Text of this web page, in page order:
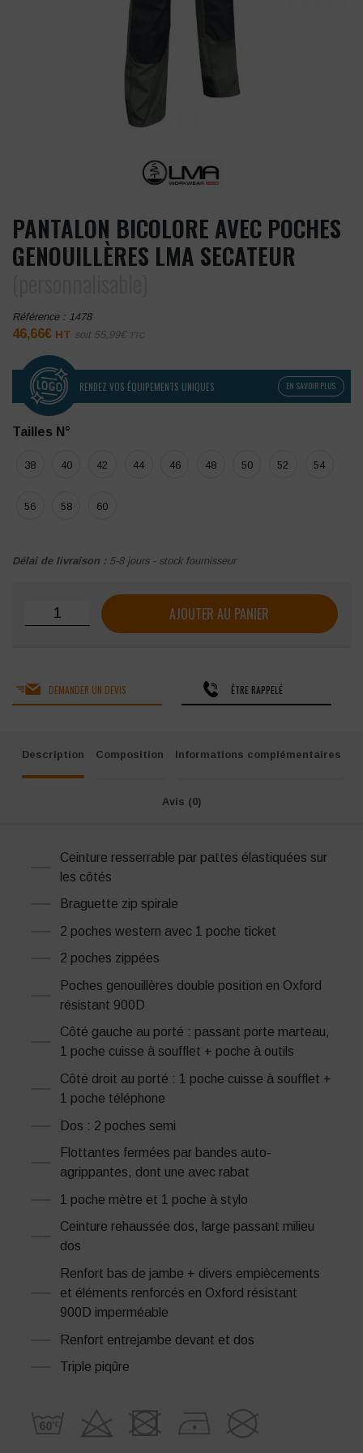
PANTALON BICOLORE AVEC POCHES
GENOUILLÈRES LMA SECATEUR
Référence : 1478
46,66€ HT soit 55,99€ TTC
RENDEZ VOS ÉQUIPEMENTS UNIQUES EN SAVOIR PLUS
Tailles N°
38 40 42 44 46 48 50 52 54
56 58 60
Délai de livraison : 5-8 jours - stock fournisseur
quantité de Pantalon bicolore avec poches genouillères
AJOUTER AU PANIER
DEMANDER UN DEVIS ÊTRE RAPPELÉ
Description Composition Informations complémentaires
Avis (0)
Ceinture resserrable par pattes élastiquées sur
les côtés
Braguette zip spirale
2 poches western avec 1 poche ticket
2 poches zippées
Poches genouillères double position en Oxford
résistant 900D
Côté gauche au porté : passant porte marteau,
1 poche cuisse à soufflet + poche à outils
Côté droit au porté : 1 poche cuisse à soufflet +
1 poche téléphone
Dos : 2 poches semi
Flottantes fermées par bandes auto-
agrippantes, dont une avec rabat
1 poche mètre et 1 poche à stylo
Ceinture rehaussée dos, large passant milieu
dos
Renfort bas de jambe + divers empiècements
et éléments renforcés en Oxford résistant
900D imperméable
Renfort entrejambe devant et dos
Triple piqûre